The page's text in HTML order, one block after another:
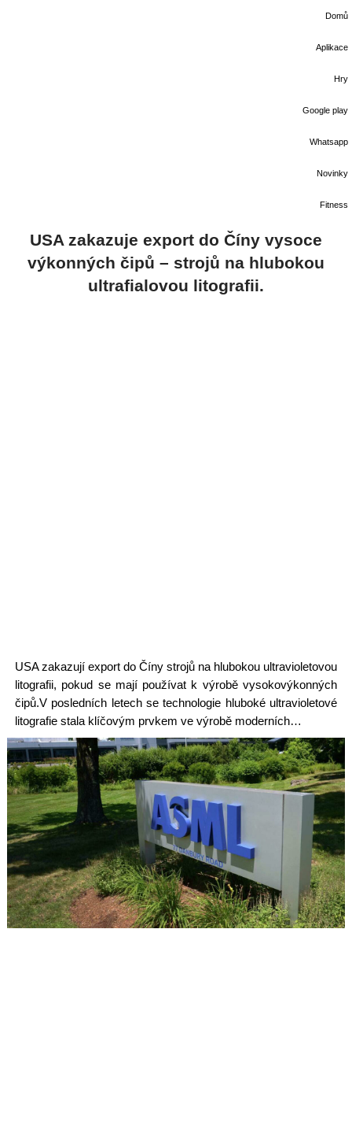
Domů
Aplikace
Hry
Google play
Whatsapp
Novinky
Fitness
USA zakazuje export do Číny vysoce
výkonných čipů – strojů na hlubokou
ultrafialovou litografii.
USA zakazují export do Číny strojů na hlubokou ultravioletovou
litografii, pokud se mají používat k výrobě vysokovýkonných
čipů.V posledních letech se technologie hluboké ultravioletové
litografie stala klíčovým prvkem ve výrobě moderních…